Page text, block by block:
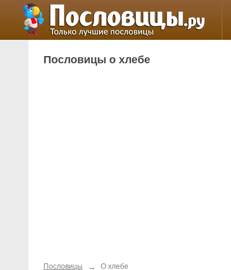
Пословицы о хлебе
Пословицы → О хлебе